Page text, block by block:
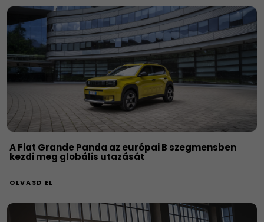
A Fiat Grande Panda az európai B szegmensben
kezdi meg globális utazását
OLVASD EL